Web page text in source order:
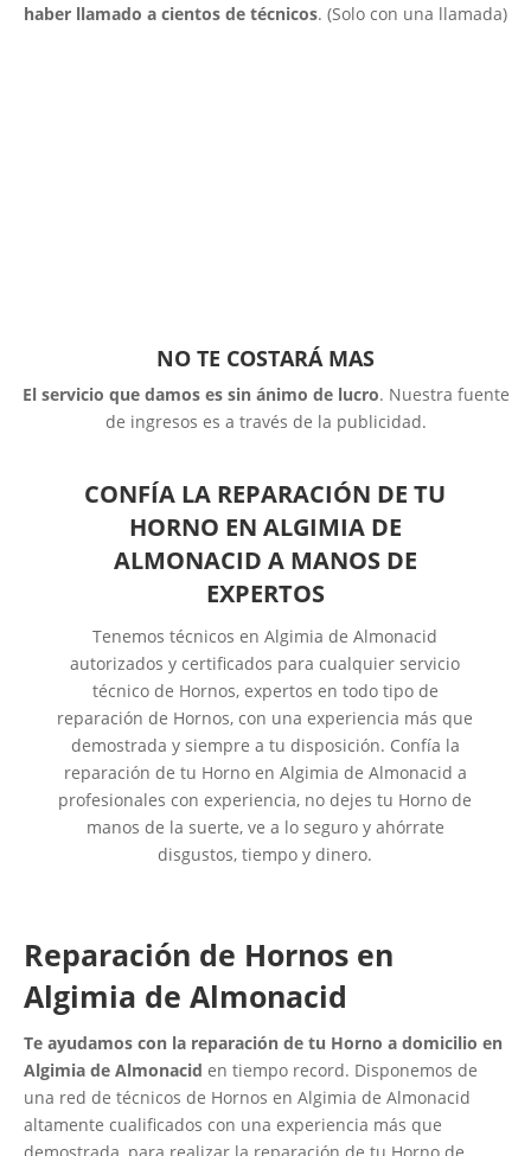
haber llamado a cientos de técnicos. (Solo con una llamada)
NO TE COSTARÁ MAS
El servicio que damos es sin ánimo de lucro. Nuestra fuente
de ingresos es a través de la publicidad.
CONFÍA LA REPARACIÓN DE TU
HORNO EN ALGIMIA DE
ALMONACID A MANOS DE
EXPERTOS
Tenemos técnicos en Algimia de Almonacid
autorizados y certificados para cualquier servicio
técnico de Hornos, expertos en todo tipo de
reparación de Hornos, con una experiencia más que
demostrada y siempre a tu disposición. Confía la
reparación de tu Horno en Algimia de Almonacid a
profesionales con experiencia, no dejes tu Horno de
manos de la suerte, ve a lo seguro y ahórrate
disgustos, tiempo y dinero.
Reparación de Hornos en
Algimia de Almonacid
Te ayudamos con la reparación de tu Horno a domicilio en
Algimia de Almonacid en tiempo record. Disponemos de
una red de técnicos de Hornos en Algimia de Almonacid
altamente cualificados con una experiencia más que
demostrada, para realizar la reparación de tu Horno de